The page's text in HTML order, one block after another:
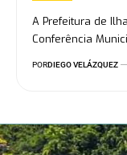
A Prefeitura de
Conferência
PORDIEGO VELÁZQUEZ